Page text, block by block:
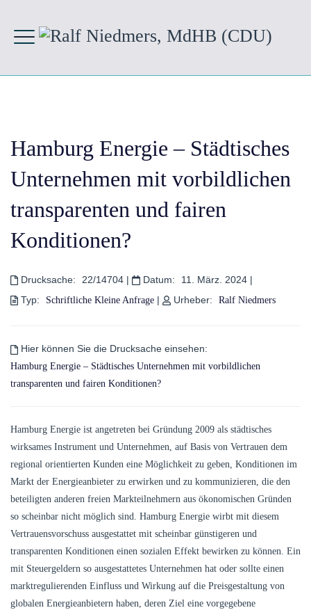
Hamburg Energie – Städtisches
Unternehmen mit vorbildlichen
transparenten und fairen
Konditionen?
Drucksache: 22/14704 | Datum: 11. März. 2024 |
Typ:
Schriftliche Kleine Anfrage | Urheber: Ralf Niedmers
Hier können Sie die Drucksache einsehen:
Hamburg Energie – Städtisches Unternehmen mit vorbildlichen
transparenten und fairen Konditionen?
Hamburg Energie ist angetreten bei Gründung 2009 als städtisches
wirksames Instrument und Unternehmen, auf Basis von Vertrauen dem
regional orientierten Kunden eine Möglichkeit zu geben, Konditionen im
Markt der Energieanbieter zu erwirken und zu kommunizieren, die den
beteiligten anderen freien Markteilnehmern aus ökonomischen Gründen
so scheinbar nicht möglich sind. Hamburg Energie wirbt mit diesem
Vertrauensvorschuss ausgestattet mit scheinbar günstigeren und
transparenten Konditionen einen sozialen Effekt bewirken zu können. Ein
mit Steuergeldern so ausgestattetes Unternehmen hat oder sollte einen
marktregulierenden Einfluss und Wirkung auf die Preisgestaltung von
globalen Energieanbietern haben, deren Ziel eine vorgegebene